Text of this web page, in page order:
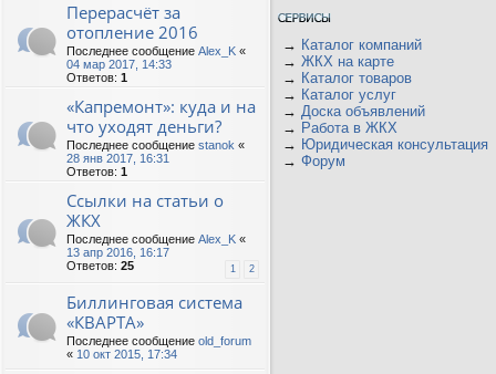
Перерасчёт за
отопление 2016
Последнее сообщение Alex_K «
04 мар 2017, 14:33
Ответов: 1
«Капремонт»: куда и на
что уходят деньги?
Последнее сообщение stanok «
28 янв 2017, 16:31
Ответов: 1
Ссылки на статьи о
ЖКХ
Последнее сообщение Alex_K «
13 апр 2016, 16:17
Ответов: 25 1 2
Биллинговая система
«КВАРТА»
Последнее сообщение old_forum
« 10 окт 2015, 17:34
→ Каталог компаний
→ ЖКХ на карте
→ Каталог товаров
→ Каталог услуг
→ Доска объявлений
→ Работа в ЖКХ
→ Юридическая консультация
→ Форум